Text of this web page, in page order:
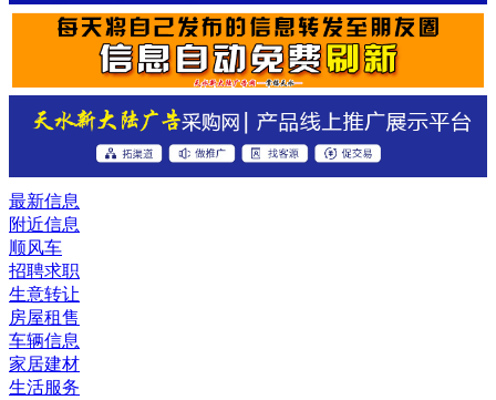
最新信息
附近信息
顺风车
招聘求职
生意转让
房屋租售
车辆信息
家居建材
生活服务